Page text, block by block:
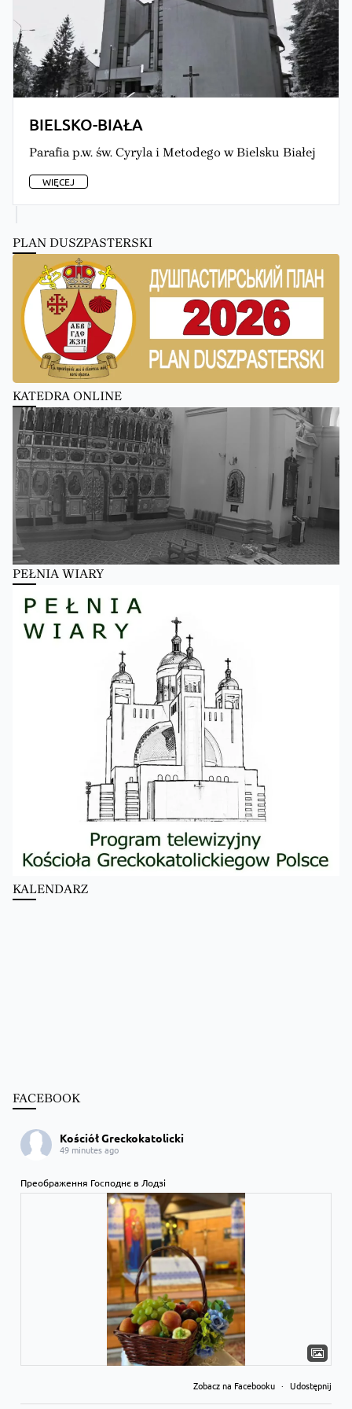
BIELSKO-BIAŁA
Parafia p.w. św. Cyryla i Metodego w Bielsku Białej
WIĘCEJ
PLAN DUSZPASTERSKI
KATEDRA ONLINE
PEŁNIA WIARY
KALENDARZ
FACEBOOK
Kościół Greckokatolicki
49 minutes ago
Преображення Господнє в Лодзі
Zobacz na Facebooku · Udostępnij